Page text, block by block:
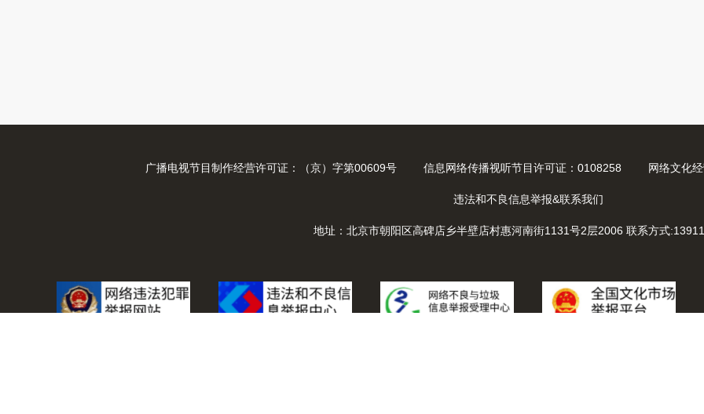
广播电视节目制作经营许可证：（京）字第00609号 信息网络传播视听节目许可证：0108258 网络文化
违法和不良信息举报&联系我们
地址：北京市朝阳区高碑店乡半壁店村惠河南街1131号2层2006 联系方式